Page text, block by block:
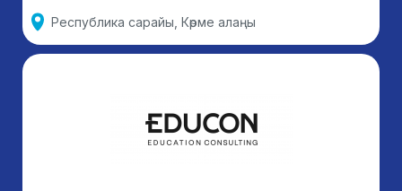
Республика сарайы, Көрме алаңы